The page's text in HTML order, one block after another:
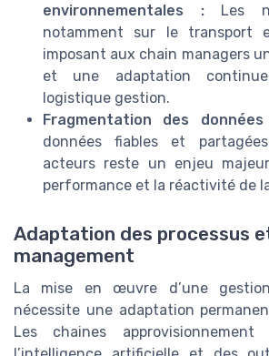
environnementales :Les
notamment sur le transport
imposant aux chain managers
et une adaptation
logistique gestion.
Fragmentation des
données fiables et
acteurs reste un enjeu
performance et la réactivité de
Adaptation des processus
management
La mise en œuvre d’une
nécessite une adaptation
Les chaines